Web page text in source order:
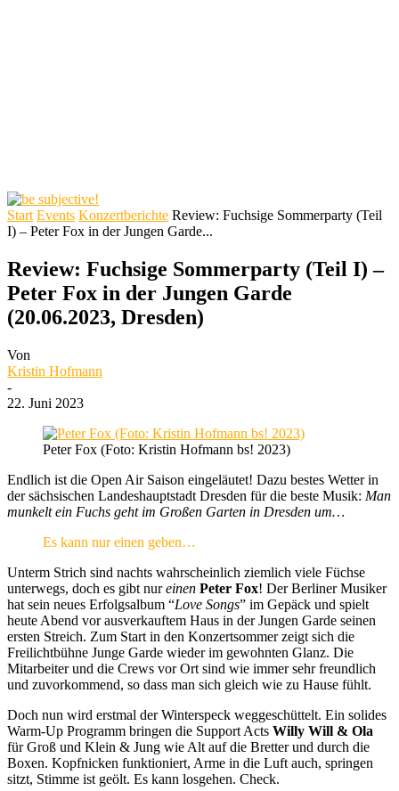
Start Events Konzertberichte Review: Fuchsige Sommerparty (Teil
I) – Peter Fox in der Jungen Garde...
Review: Fuchsige Sommerparty (Teil I) –
Peter Fox in der Jungen Garde
(20.06.2023, Dresden)
Von
Kristin Hofmann
-
22. Juni 2023
Peter Fox (Foto: Kristin Hofmann bs! 2023)
Endlich ist die Open Air Saison eingeläutet! Dazu bestes Wetter in
der sächsischen Landeshauptstadt Dresden für die beste Musik: Man
munkelt ein Fuchs geht im Großen Garten in Dresden um…
Es kann nur einen geben…
Unterm Strich sind nachts wahrscheinlich ziemlich viele Füchse
unterwegs, doch es gibt nureinen Peter Fox! Der Berliner Musiker
hat sein neues Erfolgsalbum “Love Songs” im Gepäck und spielt
heute Abend vor ausverkauftem Haus in der Jungen Garde seinen
ersten Streich. Zum Start in den Konzertsommer zeigt sich die
Freilichtbühne Junge Garde wieder im gewohnten Glanz. Die
Mitarbeiter und die Crews vor Ort sind wie immer sehr freundlich
und zuvorkommend, so dass man sich gleich wie zu Hause fühlt.
Doch nun wird erstmal der Winterspeck weggeschüttelt. Ein solides
Warm-Up Programm bringen die Support Acts Willy Will & Ola
für Groß und Klein & Jung wie Alt auf die Bretter und durch die
Boxen. Kopfnicken funktioniert, Arme in die Luft auch, springen
sitzt, Stimme ist geölt. Es kann losgehen. Check.